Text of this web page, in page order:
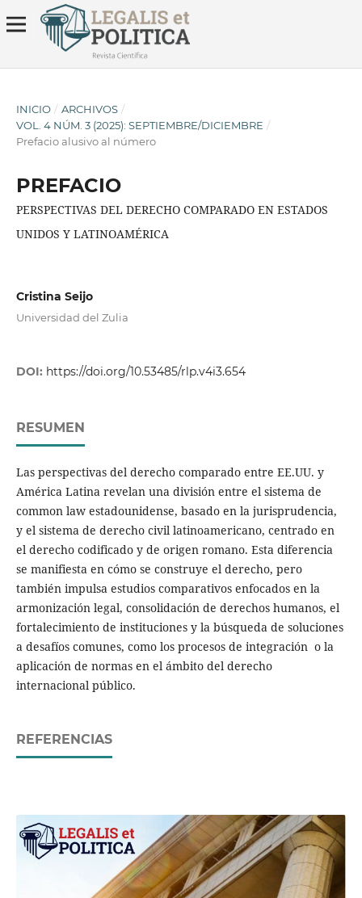
INICIO / ARCHIVOS /
VOL. 4 NÚM. 3 (2025): SEPTIEMBRE/DICIEMBRE /
Prefacio alusivo al número
PREFACIO
PERSPECTIVAS DEL DERECHO COMPARADO EN ESTADOS
UNIDOS Y LATINOAMÉRICA
Cristina Seijo
Universidad del Zulia
DOI: https://doi.org/10.53485/rlp.v4i3.654
RESUMEN
Las perspectivas del derecho comparado entre EE.UU. y
América Latina revelan una división entre el sistema de
common law estadounidense, basado en la jurisprudencia,
y el sistema de derecho civil latinoamericano, centrado en
el derecho codificado y de origen romano. Esta diferencia
se manifiesta en cómo se construye el derecho, pero
también impulsa estudios comparativos enfocados en la
armonización legal, consolidación de derechos humanos, el
fortalecimiento de instituciones y la búsqueda de soluciones
a desafíos comunes, como los procesos de integración o la
aplicación de normas en el ámbito del derecho
internacional público.
REFERENCIAS